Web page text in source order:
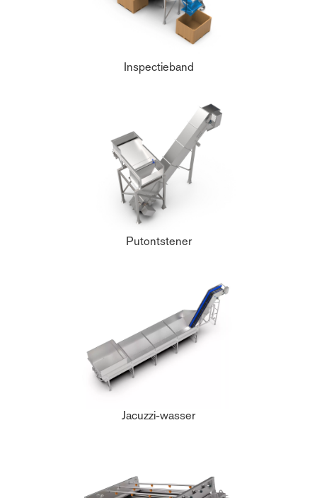
Inspectieband
Putontstener
Jacuzzi-wasser